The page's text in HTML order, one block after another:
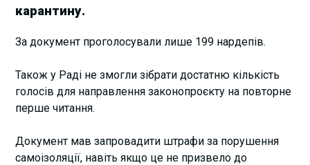
карантину.
За документ проголосували лише 199 нардепів.
Також у Раді не змогли зібрати достатню кількість
голосів для направлення законопроєкту на повторне
перше читання.
Документ мав запровадити штрафи за порушення
самоізоляції, навіть якщо це не призвело до